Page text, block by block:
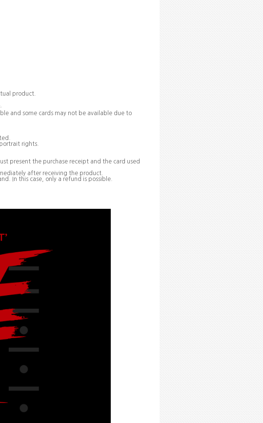
product.
and some cards may not be available due to
rights.
present the purchase receipt and the card used
after receiving the product.
In this case, only a refund is possible.